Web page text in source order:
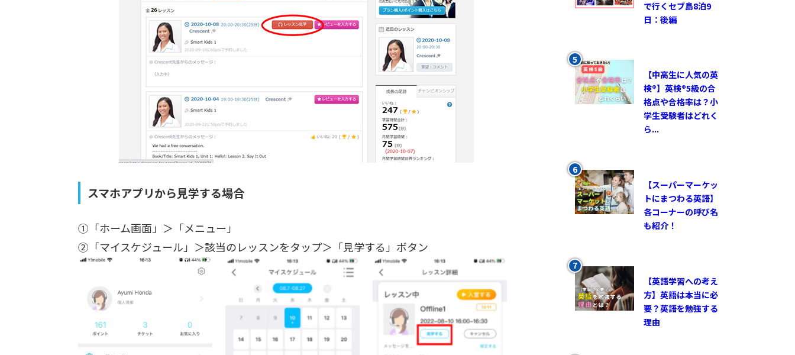
スマホアプリから見学する場合
①「ホーム画面」＞「メニュー」
②「マイスケジュール」＞該当のレッスンをタップ＞「見学する」ボタン
で行くセブ島8泊9
日：後編
【中高生に人気の英
検®︎】英検®︎5級の合
格点や合格率は？小
学生受験者はどれく
ら...
【スーパーマーケッ
トにまつわる英語】
各コーナーの呼び名
も紹介！
【英語学習への考え
方】英語は本当に必
要？英語を勉強する
理由